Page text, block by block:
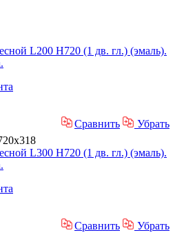
Сравнить
Убрать
Сравнить
Убрать